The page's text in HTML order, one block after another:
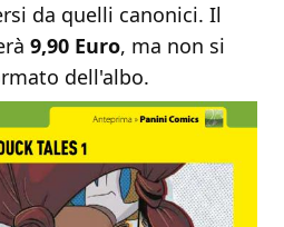
da quelli canonici. Il
9,90 Euro, ma non si
dell'albo.